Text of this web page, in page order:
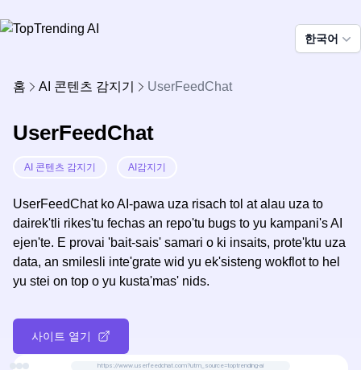
한국어
홈 AI 콘텐츠 감지기 UserFeedChat
UserFeedChat
AI 콘텐츠 감지기 AI감지기
UserFeedChat ko AI-pawa uza risach tol at alau uza to
dairek'tli rikes'tu fechas an repo'tu bugs to yu kampani's AI
ejen'te. E provai 'bait-sais' samari o ki insaits, prote'ktu uza
data, an smilesli inte'grate wid yu ek'sisteng wokflot to hel
yu stei on top o yu kusta'mas' nids.
사이트 열기
https://www.userfeedchat.com?utm_source=toptrending-ai